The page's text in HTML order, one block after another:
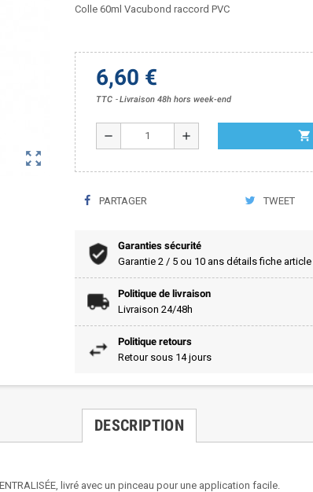
zoom_out_map
Colle 60ml Vacubond raccord PVC
6,60 €
TTC Livraison 48h hors week-end
remove add shopping_cart
PARTAGER TWEET
Garanties sécurité
Garantie 2 / 5 ou 10 ans détails fiche article
Politique de livraison
Livraison 24/48h
Politique retours
Retour sous 14 jours
DESCRIPTION
livré avec un pinceau pour une application facile.